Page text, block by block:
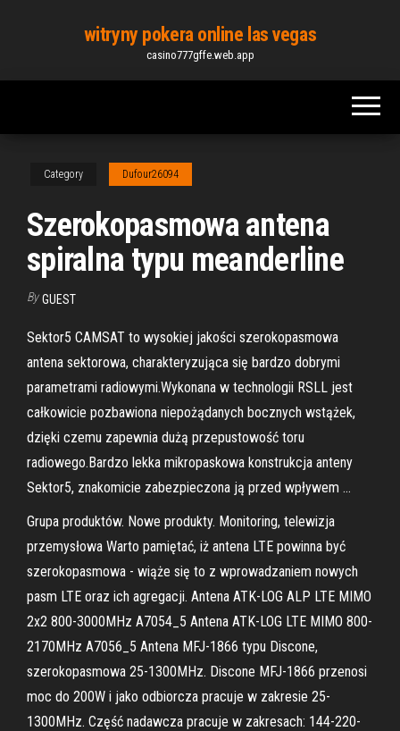
content
witryny pokera online las vegas
casino777gffe.web.app
Category Dufour26094
Szerokopasmowa antena
spiralna typu meanderline
By GUEST
Sektor5 CAMSAT to wysokiej jakości szerokopasmowa
antena sektorowa, charakteryzująca się bardzo dobrymi
parametrami radiowymi.Wykonana w technologii RSLL jest
całkowicie pozbawiona niepożądanych bocznych wstążek,
dzięki czemu zapewnia dużą przepustowość toru
radiowego.Bardzo lekka mikropaskowa konstrukcja anteny
Sektor5, znakomicie zabezpieczona ją przed wpływem …
Grupa produktów. Nowe produkty. Monitoring, telewizja
przemysłowa Warto pamiętać, iż antena LTE powinna być
szerokopasmowa - wiąże się to z wprowadzaniem nowych
pasm LTE oraz ich agregacji. Antena ATK-LOG ALP LTE MIMO
2x2 800-3000MHz A7054_5 Antena ATK-LOG LTE MIMO 800-
2170MHz A7056_5 Antena MFJ-1866 typu Discone,
szerokopasmowa 25-1300MHz. Discone MFJ-1866 przenosi
moc do 200W i jako odbiorcza pracuje w zakresie 25-
1300MHz. Część nadawcza pracuje w zakresach: 144-220-